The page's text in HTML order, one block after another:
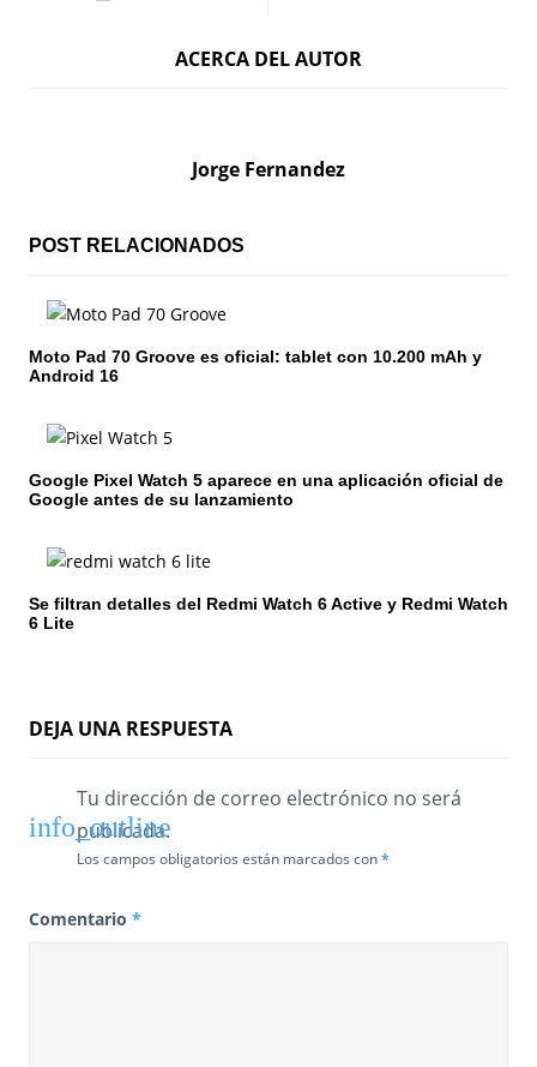
c
ó
n
d
e
n
t
a
s
ACERCA DEL AUTOR
Jorge Fernandez
POST RELACIONADOS
Moto Pad 70 Groove es oficial: tablet con 10.200 mAh y
Android 16
Google Pixel Watch 5 aparece en una aplicación oficial de
Google antes de su lanzamiento
Se filtran detalles del Redmi Watch 6 Active y Redmi Watch
6 Lite
DEJA UNA RESPUESTA
Tu dirección de correo electrónico no será
publicada.
Los campos obligatorios están marcados con*
Comentario *